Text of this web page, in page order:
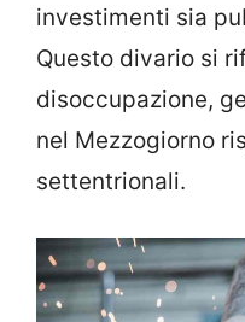
investimenti sia
Questo divario si
disoccupazione,
nel Mezzogiorno
settentrionali.